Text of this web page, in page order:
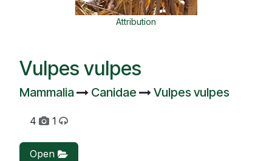
Attribution
Vulpes vulpes
Mammalia Canidae Vulpes vulpes
4 1
Open